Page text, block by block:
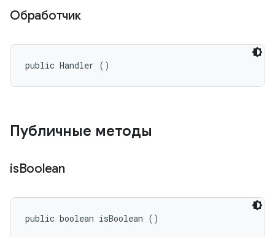
Обработчик
public Handler ()
Публичные методы
isBoolean
public boolean isBoolean ()